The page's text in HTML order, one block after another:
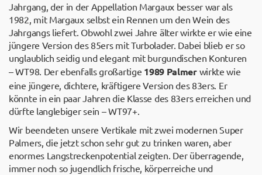
Jahrgang, der in der Appellation Margaux besser war als
1982, mit Margaux selbst ein Rennen um den Wein des
Jahrgangs liefert. Obwohl zwei Jahre älter wirkte er wie eine
jüngere Version des 85ers mit Turbolader. Dabei blieb er so
unglaublich seidig und elegant mit burgundischen Konturen
– WT98. Der ebenfalls großartige 1989 Palmerwirkte wie
eine jüngere, dichtere, kräftigere Version des 83ers. Er
könnte in ein paar Jahren die Klasse des 83ers erreichen und
dürfte langlebiger sein – WT97+.
Wir beendeten unsere Vertikale mit zwei modernen Super
Palmers, die jetzt schon sehr gut zu trinken waren, aber
enormes Langstreckenpotential zeigten. Der überragende,
immer noch so jugendlich frische, körperreiche und